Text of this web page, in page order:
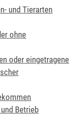
und Tierarten
ohne
oder eingetragene
Betrieb